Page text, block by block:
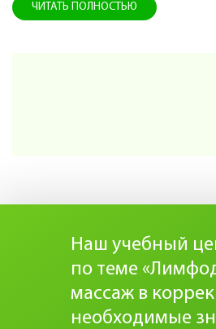
В этом семинаре
массажиста не только выгодно, но
другим людям, помогать им
ЧИТАТЬ ПОЛНОСТЬЮ
Наш учебный
по теме
массаж в
необходимые